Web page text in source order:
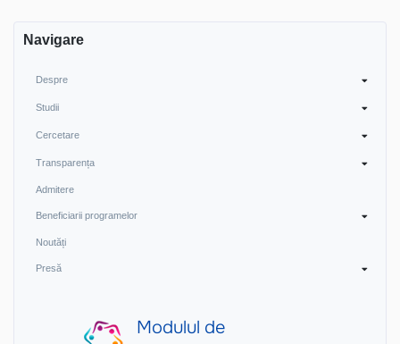
Navigare
Despre
Studii
Cercetare
Transparența
Admitere
Beneficiarii programelor
Noutăți
Presă